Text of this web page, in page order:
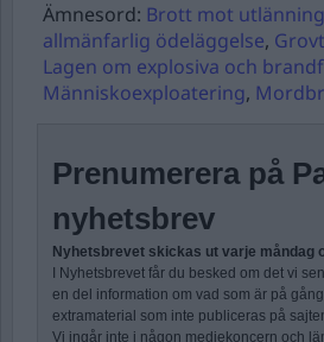
Ämnesord: Brott mot
allmänfarlig ödeläggelse,
Lagen om explosiva och
Människoexploatering,
Prenumerera på
nyhetsbrev
Nyhetsbrevet skickas ut varje måndag
I Nyhetsbrevet får du besked om det vi
en del information om vad som är på
extramaterial som inte publiceras på
Vi ingår inte i någon mediekoncern och